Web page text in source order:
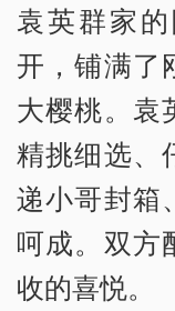
袁英群家
开，铺满了
大樱桃。袁
精挑细选、
递小哥封箱
呵成。双方
收的喜悦。